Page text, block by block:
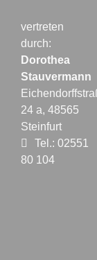
vertreten
durch:
Dorothea
Stauvermann
24 a, 48565
Steinfurt
Tel.: 02551
80 104